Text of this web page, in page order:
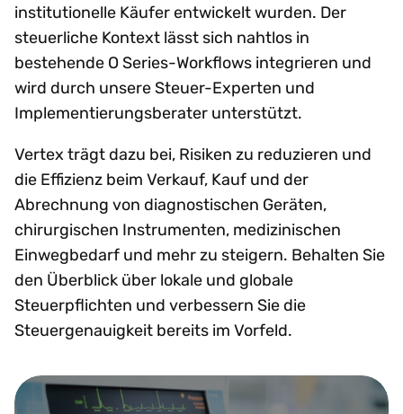
institutionelle Käufer entwickelt wurden. Der
steuerliche Kontext lässt sich nahtlos in
bestehende O Series-Workflows integrieren und
wird durch unsere Steuer-Experten und
Implementierungsberater unterstützt.
Vertex trägt dazu bei, Risiken zu reduzieren und
die Effizienz beim Verkauf, Kauf und der
Abrechnung von diagnostischen Geräten,
chirurgischen Instrumenten, medizinischen
Einwegbedarf und mehr zu steigern. Behalten Sie
den Überblick über lokale und globale
Steuerpflichten und verbessern Sie die
Steuergenauigkeit bereits im Vorfeld.